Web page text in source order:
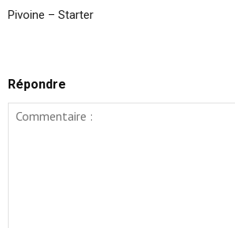
Pivoine – Starter
Répondre